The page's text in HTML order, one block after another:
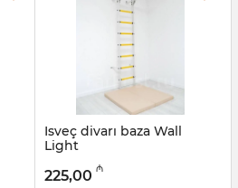
Isveç divarı baza Wall
Light
DSK) ağ antik qızıl/sarı
225,00 ₼